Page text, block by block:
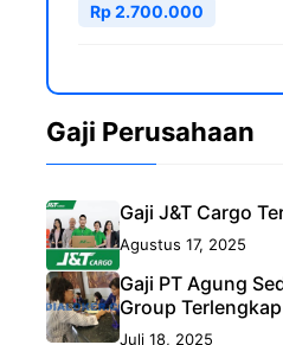
Rp 2.700.000
Gaji Perusahaan
Gaji J&T Cargo
Agustus 17, 2025
Gaji PT Agung
Group Terlengkap
Juli 18, 2025